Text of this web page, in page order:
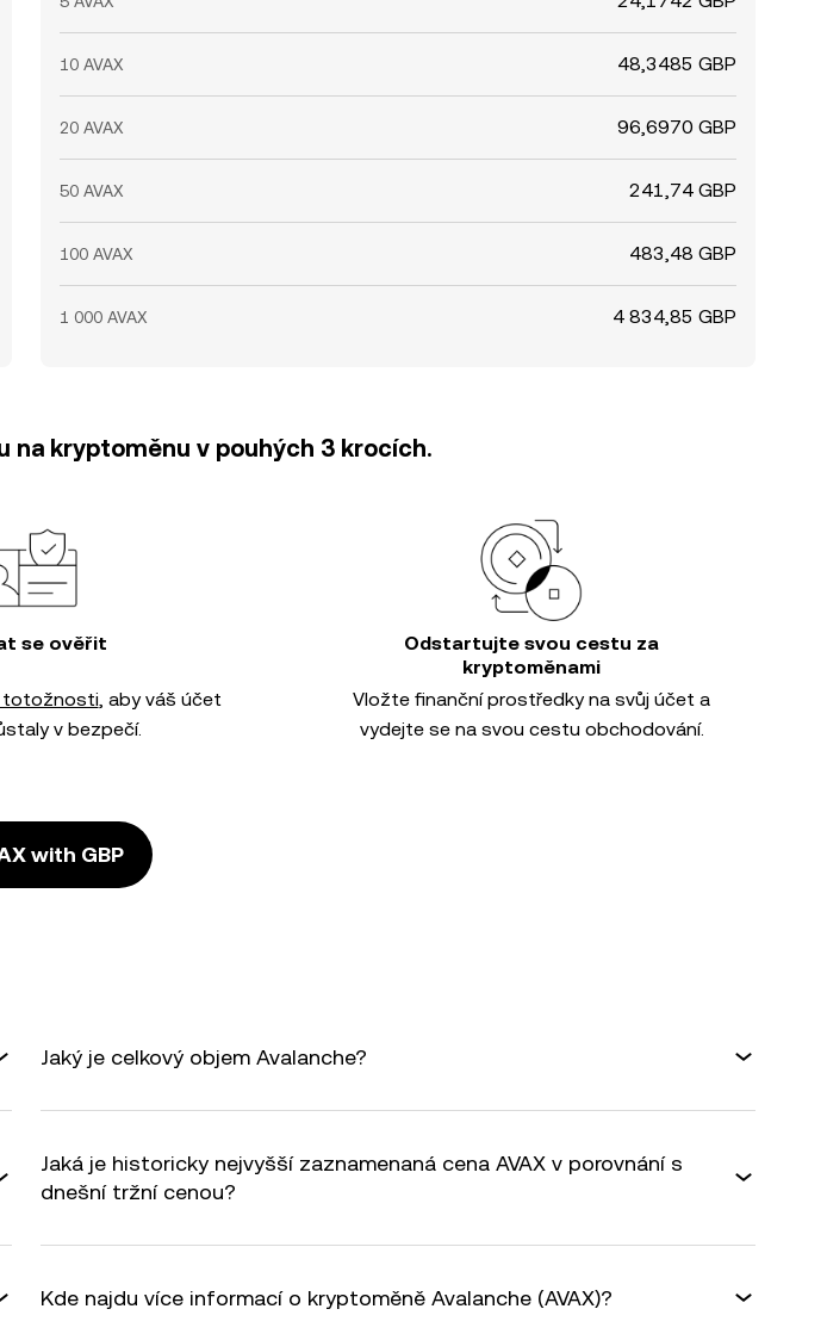
10 AVAX 48,3485 GBP
20 AVAX 96,6970 GBP
50 AVAX 241,74 GBP
100 AVAX 483,48 GBP
1 000 AVAX 4 834,85 GBP
na kryptoměnu v pouhých 3 krocích.
se ověřit
totožnosti, aby váš účet
v bezpečí.
Odstartujte svou cestu za
kryptoměnami
Vložte finanční prostředky na svůj účet a
vydejte se na svou cestu obchodování.
with GBP
Jaký je celkový objem Avalanche?
Jaká je historicky nejvyšší zaznamenaná cena AVAX v porovnání s
dnešní tržní cenou?
Kde najdu více informací o kryptoměně Avalanche (AVAX)?